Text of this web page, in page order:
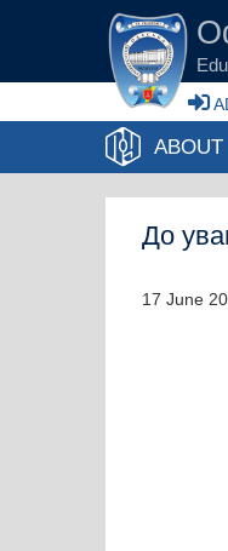
Skip to main content
ABOUT
До
17 June